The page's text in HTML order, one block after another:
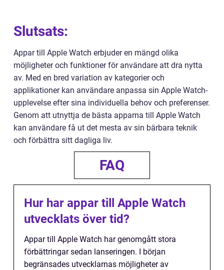
Slutsats:
Appar till Apple Watch erbjuder en mängd olika
möjligheter och funktioner för användare att dra nytta
av. Med en bred variation av kategorier och
applikationer kan användare anpassa sin Apple Watch-
upplevelse efter sina individuella behov och preferenser.
Genom att utnyttja de bästa apparna till Apple Watch
kan användare få ut det mesta av sin bärbara teknik
och förbättra sitt dagliga liv.
FAQ
Hur har appar till Apple Watch
utvecklats över tid?
Appar till Apple Watch har genomgått stora
förbättringar sedan lanseringen. I början
begränsades utvecklarnas möjligheter av